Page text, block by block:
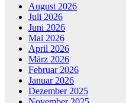
August 2026
Juli 2026
Juni 2026
Mai 2026
April 2026
März 2026
Februar 2026
Januar 2026
Dezember 2025